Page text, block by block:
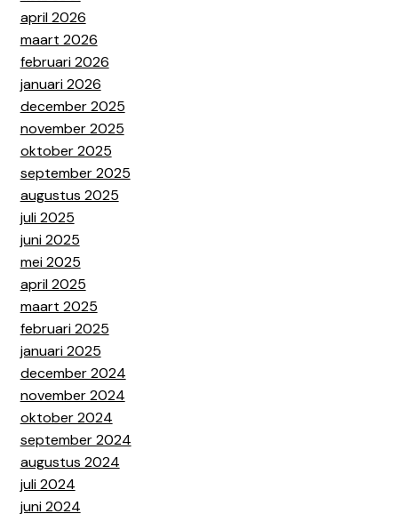
april 2026
maart 2026
februari 2026
januari 2026
december 2025
november 2025
oktober 2025
september 2025
augustus 2025
juli 2025
juni 2025
mei 2025
april 2025
maart 2025
februari 2025
januari 2025
december 2024
november 2024
oktober 2024
september 2024
augustus 2024
juli 2024
juni 2024